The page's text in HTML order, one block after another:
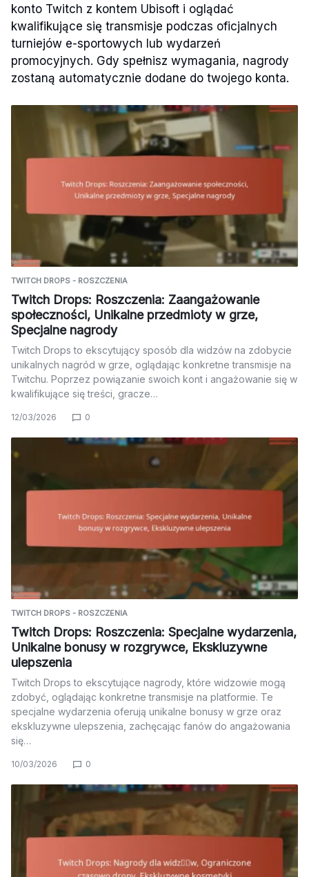
konto Twitch z kontem Ubisoft i oglądać
kwalifikujące się transmisje podczas oficjalnych
turniejów e-sportowych lub wydarzeń
promocyjnych. Gdy spełnisz wymagania, nagrody
zostaną automatycznie dodane do twojego konta.
TWITCH DROPS - ROSZCZENIA
Twitch Drops: Roszczenia: Zaangażowanie
społeczności, Unikalne przedmioty w grze,
Specjalne nagrody
Twitch Drops to ekscytujący sposób dla widzów na zdobycie
unikalnych nagród w grze, oglądając konkretne transmisje na
Twitchu. Poprzez powiązanie swoich kont i angażowanie się w
kwalifikujące się treści, gracze…
12/03/2026 0
TWITCH DROPS - ROSZCZENIA
Twitch Drops: Roszczenia: Specjalne wydarzenia,
Unikalne bonusy w rozgrywce, Ekskluzywne
ulepszenia
Twitch Drops to ekscytujące nagrody, które widzowie mogą
zdobyć, oglądając konkretne transmisje na platformie. Te
specjalne wydarzenia oferują unikalne bonusy w grze oraz
ekskluzywne ulepszenia, zachęcając fanów do angażowania
się…
10/03/2026 0